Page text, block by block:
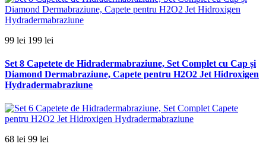
99 lei 199 lei
Set 8 Capetete de Hidradermabraziune, Set Complet cu Cap și
Diamond Dermabraziune, Capete pentru H2O2 Jet Hidroxigen
Hydradermabraziune
68 lei 99 lei